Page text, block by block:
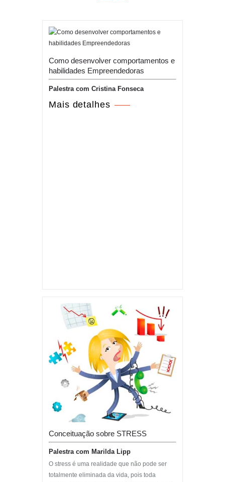
Como desenvolver comportamentos e
habilidades Empreendedoras
Palestra com Cristina Fonseca
Mais detalhes
Conceituação sobre STRESS
Palestra com Marilda Lipp
O stress é uma realidade que não pode ser
totalmente eliminada da vida, pois toda